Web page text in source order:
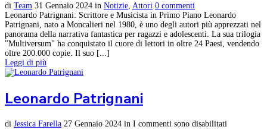
di Team 31 Gennaio 2024 in Notizie Attori 0 commenti
Leonardo Patrignani: Scrittore e Musicista in Primo Piano Leonardo
Patrignani, nato a Moncalieri nel 1980, è uno degli autori più apprezzati nel
panorama della narrativa fantastica per ragazzi e adolescenti. La sua trilogia
"Multiversum" ha conquistato il cuore di lettori in oltre 24 Paesi, vendendo
oltre 200.000 copie. Il suo [...]
Leggi di più
Leonardo Patrignani
di Jessica Farella 27 Gennaio 2024 in I commenti sono disabilitati